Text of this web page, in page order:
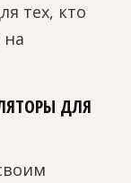
тех, кто
на
ДЛЯ